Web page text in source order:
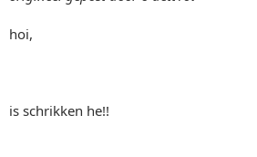
hoi,
is schrikken he!!